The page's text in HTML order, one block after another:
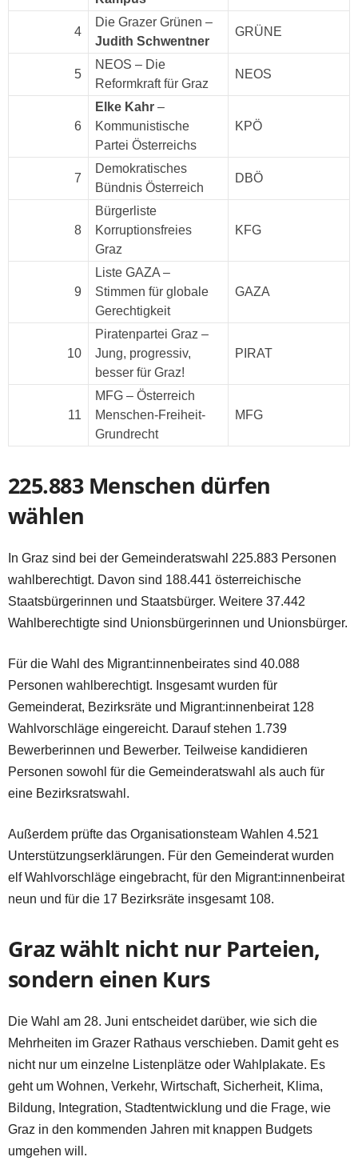
4
Die Grazer Grünen –
Judith Schwentner
GRÜNE
5
NEOS – Die
Reformkraft für Graz
NEOS
6
Elke Kahr –
Kommunistische
Partei Österreichs
KPÖ
7
Demokratisches
Bündnis Österreich
DBÖ
8
Bürgerliste
Korruptionsfreies
Graz
KFG
9
Liste GAZA –
Stimmen für globale
Gerechtigkeit
GAZA
10
Piratenpartei Graz –
Jung, progressiv,
besser für Graz!
PIRAT
11
MFG – Österreich
Menschen-Freiheit-
Grundrecht
MFG
225.883 Menschen dürfen
wählen
In Graz sind bei der Gemeinderatswahl 225.883 Personen
wahlberechtigt. Davon sind 188.441 österreichische
Staatsbürgerinnen und Staatsbürger. Weitere 37.442
Wahlberechtigte sind Unionsbürgerinnen und Unionsbürger.
Für die Wahl des Migrant:innenbeirates sind 40.088
Personen wahlberechtigt. Insgesamt wurden für
Gemeinderat, Bezirksräte und Migrant:innenbeirat 128
Wahlvorschläge eingereicht. Darauf stehen 1.739
Bewerberinnen und Bewerber. Teilweise kandidieren
Personen sowohl für die Gemeinderatswahl als auch für
eine Bezirksratswahl.
Außerdem prüfte das Organisationsteam Wahlen 4.521
Unterstützungserklärungen. Für den Gemeinderat wurden
elf Wahlvorschläge eingebracht, für den Migrant:innenbeirat
neun und für die 17 Bezirksräte insgesamt 108.
Graz wählt nicht nur Parteien,
sondern einen Kurs
Die Wahl am 28. Juni entscheidet darüber, wie sich die
Mehrheiten im Grazer Rathaus verschieben. Damit geht es
nicht nur um einzelne Listenplätze oder Wahlplakate. Es
geht um Wohnen, Verkehr, Wirtschaft, Sicherheit, Klima,
Bildung, Integration, Stadtentwicklung und die Frage, wie
Graz in den kommenden Jahren mit knappen Budgets
umgehen will.